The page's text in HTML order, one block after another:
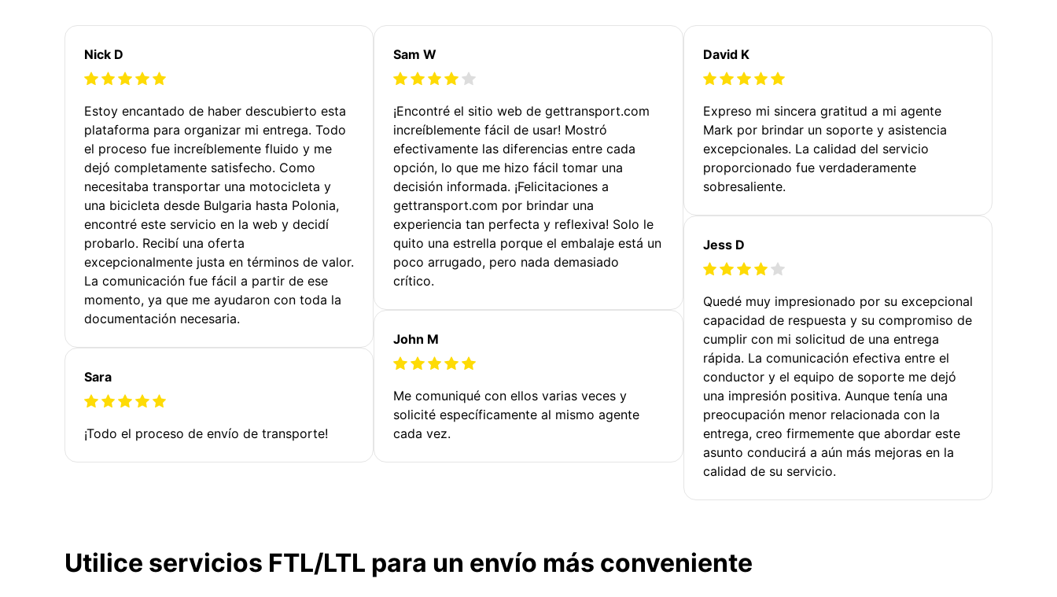
Nick D
Estoy encantado de haber descubierto esta
plataforma para organizar mi entrega. Todo
el proceso fue increíblemente fluido y me
dejó completamente satisfecho. Como
necesitaba transportar una motocicleta y
una bicicleta desde Bulgaria hasta Polonia,
encontré este servicio en la web y decidí
probarlo. Recibí una oferta
excepcionalmente justa en términos de valor.
La comunicación fue fácil a partir de ese
momento, ya que me ayudaron con toda la
documentación necesaria.
Sara
¡Todo el proceso de envío de transporte!
Sam W
¡Encontré el sitio web de gettransport.com
increíblemente fácil de usar! Mostró
efectivamente las diferencias entre cada
opción, lo que me hizo fácil tomar una
decisión informada. ¡Felicitaciones a
gettransport.com por brindar una
experiencia tan perfecta y reflexiva! Solo le
quito una estrella porque el embalaje está un
poco arrugado, pero nada demasiado
crítico.
John M
Me comuniqué con ellos varias veces y
solicité específicamente al mismo agente
cada vez.
David K
Expreso mi sincera gratitud a mi agente
Mark por brindar un soporte y asistencia
excepcionales. La calidad del servicio
proporcionado fue verdaderamente
sobresaliente.
Jess D
Quedé muy impresionado por su excepcional
capacidad de respuesta y su compromiso de
cumplir con mi solicitud de una entrega
rápida. La comunicación efectiva entre el
conductor y el equipo de soporte me dejó
una impresión positiva. Aunque tenía una
preocupación menor relacionada con la
entrega, creo firmemente que abordar este
asunto conducirá a aún más mejoras en la
calidad de su servicio.
Utilice servicios FTL/LTL para un envío más conveniente